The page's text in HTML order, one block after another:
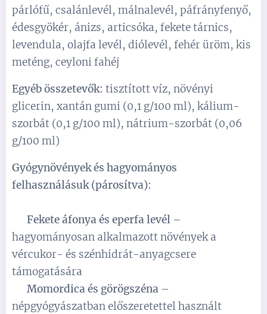
párlófű, csalánlevél, málnalevél, páfrányfenyő,
édesgyökér, ánizs, articsóka, fekete tárnics,
levendula, olajfa levél, diólevél, fehér üröm, kis
meténg, ceyloni fahéj
Egyéb összetevők: tisztított víz, növényi
glicerin, xantán gumi (0,1 g/100 ml), kálium-
szorbát (0,1 g/100 ml), nátrium-szorbát (0,06
g/100 ml)
Gyógynövények és hagyományos
felhasználásuk (párosítva):
Fekete áfonya és eperfa levél –
hagyományosan alkalmazott növények a
vércukor- és szénhidrát-anyagcsere
támogatására
Momordica és görögszéna –
népgyógyászatban előszeretettel használt